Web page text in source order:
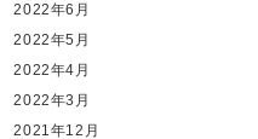
2022年6月
2022年5月
2022年4月
2022年3月
2021年12月